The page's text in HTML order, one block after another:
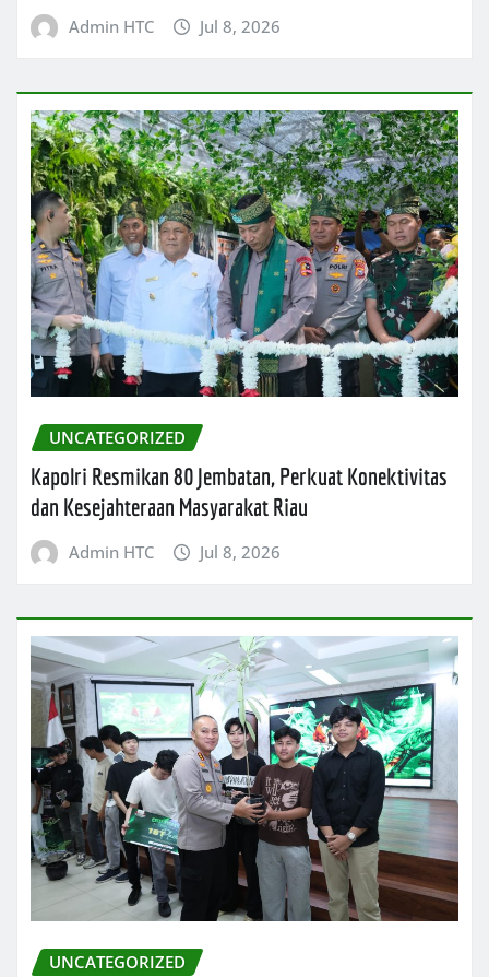
Admin HTC Jul 8, 2026
UNCATEGORIZED
Kapolri Resmikan 80 Jembatan, Perkuat Konektivitas
dan Kesejahteraan Masyarakat Riau
Admin HTC Jul 8, 2026
UNCATEGORIZED